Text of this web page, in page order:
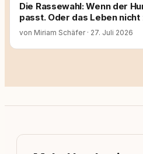
Die Rassewahl: Wenn der
passt. Oder das Leben nicht
von Miriam Schäfer · 27. Juli 2026